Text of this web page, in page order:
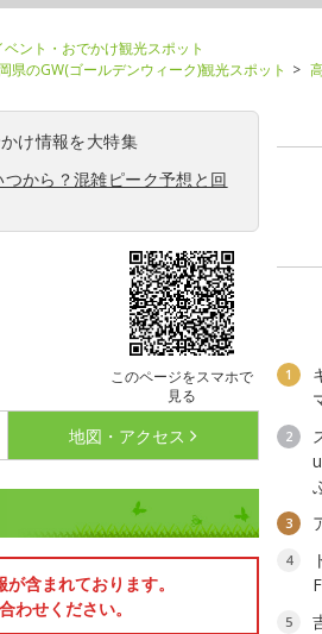
ント・おでかけ観光スポット
県のGW(ゴールデンウィーク)観光スポット
け情報を大特集
から？混雑ピーク予想と回
このページをスマホで
見る
地図・アクセス
含まれております。
わせください。
1
2
3
4
5